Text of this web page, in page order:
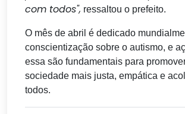
com todos", ressaltou o prefeito.
O mês de abril é dedicado
conscientização sobre o autismo, e
essa são fundamentais para
sociedade mais justa, empática e
todos.